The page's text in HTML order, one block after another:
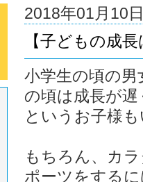
2018年01月10
【子どもの成
小学生の頃の
の頃は成長が
というお子様
もちろん、カ
ポーツをする